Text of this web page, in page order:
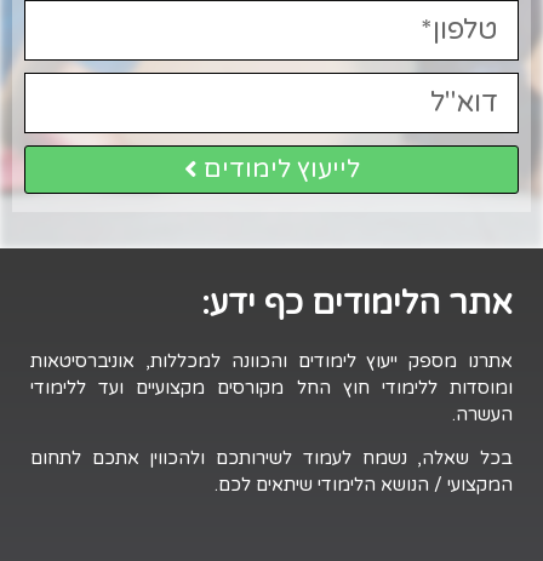
לייעוץ לימודים
אתר הלימודים כף ידע:
אתרנו מספק ייעוץ לימודים והכוונה למכללות, אוניברסיטאות
ומוסדות ללימודי חוץ החל מקורסים מקצועיים ועד ללימודי
העשרה.
בכל שאלה, נשמח לעמוד לשירותכם ולהכווין אתכם לתחום
המקצועי / הנושא הלימודי שיתאים לכם.